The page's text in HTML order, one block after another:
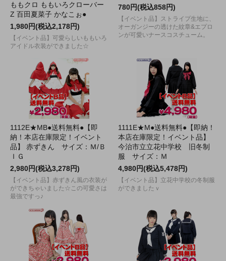
ももクロ ももいろクローバー
Z 百田夏菜子 かなこぉ●
1,980円(税込2,178円)
【イベント品】可愛らしいももいろ
アイドル衣装ができました☆
780円(税込858円)
【イベント品】ストライプ生地に、
オーガンジーの透けた紋章&エプロ
ンが可愛いナースコスチューム。
1112E★MB●送料無料●【即
納！本店在庫限定！イベント
品】 赤ずきん サイズ：Ｍ/Ｂ
ＩＧ
2,980円(税込3,278円)
【イベント品】赤ずきん風の衣装が
ができちゃいました☆この可愛さは
最強ですっ♪
1111E★M●送料無料●【即納！
本店在庫限定！イベント品】
今治市立立花中学校 旧冬制
服 サイズ：Ｍ
4,980円(税込5,478円)
【イベント品】立花中学校の冬制服
ができましたｖ